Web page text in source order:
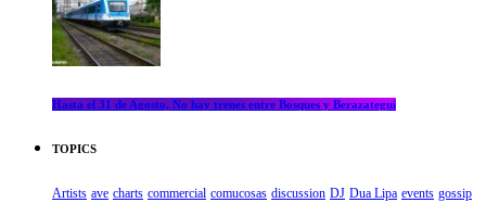
Hasta el 31 de Agosto, No hay trenes entre Bosques y Berazategui
TOPICS
Artists ave charts commercial comucosas discussion DJ Dua Lipa events gossip